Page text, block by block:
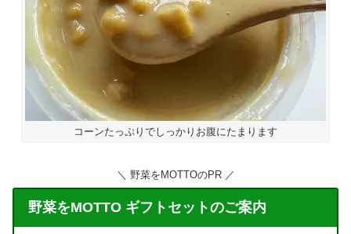
コーンたっぷりでしっかりお腹にたまります
＼ 野菜をMOTTOのPR ／
野菜をMOTTO ギフトセットのご案内